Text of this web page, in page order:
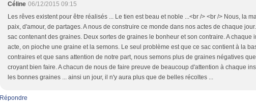
Céline 06/12/2015 09:15
Les rêves existent pour être réalisés ... Le tien est beau et noble ...<br /> <br /> Nous, la
paix, d'amour, de partages. A nous de construire ce monde dans nos actes de chaque
sac contenant des graines. Deux sortes de graines le bonheur et son contraire. A chaque
acte, on pioche une graine et la semons. Le seul problème est que ce sac contient à la
contraires et que sans attention de notre part, nous semons plus de graines négatives
croyant bien faire. A chacun de nous de faire preuve de beaucoup d'attention à chaque
les bonnes graines ... ainsi un jour, il n'y aura plus que de belles récoltes ...
Répondre